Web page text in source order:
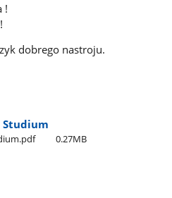
!
dobrego nastroju.
Studium
0.27MB